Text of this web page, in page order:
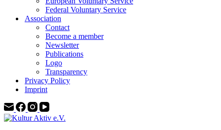
Federal Voluntary Service
Association
Contact
Become a member
Newsletter
Publications
Logo
Transparency
Privacy Policy
Imprint